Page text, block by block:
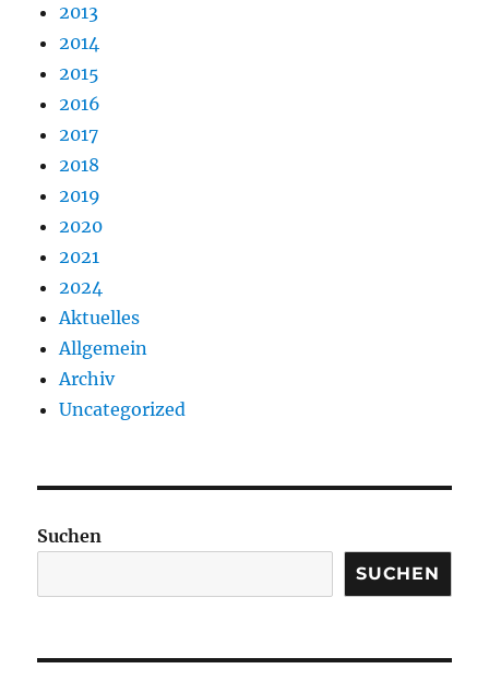
2013
2014
2015
2016
2017
2018
2019
2020
2021
2024
Aktuelles
Allgemein
Archiv
Uncategorized
Suchen
SUCHEN